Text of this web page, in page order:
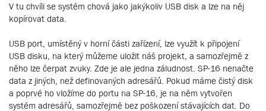
V tu chvíli se systém chová jako jakýkoliv USB disk a lze na něj
kopírovat data.
USB port, umístěný v horní části zařízení, lze využít k připojení
USB disku, na který můžeme uložit náš projekt, a samozřejmě z
něho lze čerpat zvuky. Zde je ale jedna záludnost. SP-16 nenačte
data z jiných, než definovaných adresářů. Pokud máme čistý disk
a poprvé ho vložíme do portu na SP-16, je na něm vytvořen
systém adresářů, samozřejmě bez poškození stávajících dat. Do